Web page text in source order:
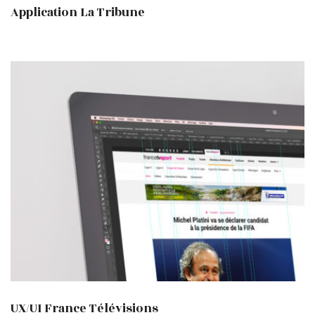
Application La Tribune
UX/UI France Télévisions